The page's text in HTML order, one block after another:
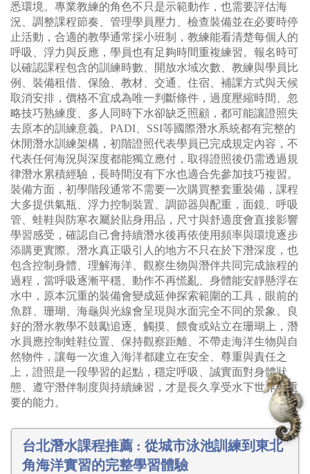
悉環境。專業教練的角色不只是示範動作，也需要評估海
況、調整課程節奏、管理學員壓力、檢查裝備並在必要時停
止活動，合適的教學通常採小班制，教練能看清楚每個人的
呼吸、浮力與反應，學員也有足夠時間重複練習。報名時可
以確認課程包含的訓練時數、開放水域次數、教練與學員比
例、裝備租借、保險、教材、交通、住宿、補課方式與天候
取消安排，價格不宜成為唯一判斷條件，過度壓縮時間、忽
略技巧熟練度、多人同時下水卻缺乏照顧，都可能讓證照失
去原本的訓練意義。PADI、SSI等國際潛水系統都有完整的
休閒潛水訓練架構，初階證照代表學員已完成規定內容，不
代表任何海況與深度都能獨立應付，取得證照後仍需透過規
律潛水累積經驗，長時間沒有下水也適合先參加技巧複習。
裝備方面，初學階段通常不需要一次購買整套重裝備，課程
大多提供氣瓶、浮力控制裝置、調節器與配重，面鏡、呼吸
管、蛙鞋與防寒衣屬於貼身用品，尺寸與舒適度會直接影響
學習感受，確認自己會持續潛水後再依使用頻率與環境逐步
添購更實際。潛水真正吸引人的地方不只在於下潛深度，也
包含控制身體、理解海洋、觀察生物與潛伴共同完成旅程的
過程，當呼吸逐漸平穩、動作不再慌亂、身體能安靜懸浮在
水中，原本沉重的裝備會變成延伸探索範圍的工具，眼前的
魚群、珊瑚、海龜與光線會呈現與水面完全不同的景象。良
好的潛水教學不鼓勵追逐、觸摸、餵食或站立在珊瑚上，潛
水員應控制蛙鞋位置、保持觀察距離、不帶走海洋生物與自
然物件，讓每一次進入海洋都建立在安全、尊重與責任之
上，證照是一段學習的起點，穩定呼吸、誠實面對身體狀
態、遵守潛伴制度與持續練習，才是長久享受水下世界最重
要的能力。
台北潛水課程推薦 : 從城市泳池訓練到東北
角海洋實習的完整學習體驗